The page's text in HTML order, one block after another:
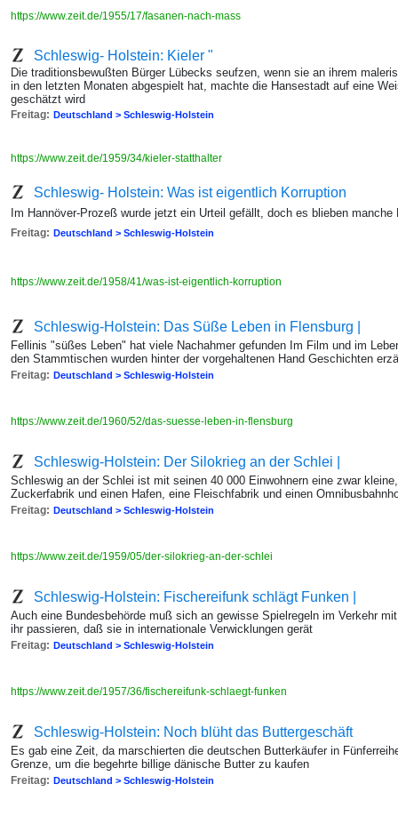
https://www.zeit.de/1955/17/fasanen-nach-mass
Schleswig- Holstein: Kieler "
Die traditionsbewußten Bürger Lübecks seufzen, wenn sie an ihrem
in den letzten Monaten abgespielt hat, machte die Hansestadt auf eine
geschätzt wird
Freitag: Deutschland > Schleswig-Holstein
https://www.zeit.de/1959/34/kieler-statthalter
Schleswig- Holstein: Was ist eigentlich Korruption
Im Hannöver-Prozeß wurde jetzt ein Urteil gefällt, doch es blieben manche
Freitag: Deutschland > Schleswig-Holstein
https://www.zeit.de/1958/41/was-ist-eigentlich-korruption
Schleswig-Holstein: Das Süße Leben in Flensburg |
Fellinis "süßes Leben" hat viele Nachahmer gefunden Im Film und im
den Stammtischen wurden hinter der vorgehaltenen Hand Geschichten
Freitag: Deutschland > Schleswig-Holstein
https://www.zeit.de/1960/52/das-suesse-leben-in-flensburg
Schleswig-Holstein: Der Silokrieg an der Schlei |
Schleswig an der Schlei ist mit seinen 40 000 Einwohnern eine zwar
Zuckerfabrik und einen Hafen, eine Fleischfabrik und einen
Freitag: Deutschland > Schleswig-Holstein
https://www.zeit.de/1959/05/der-silokrieg-an-der-schlei
Schleswig-Holstein: Fischereifunk schlägt Funken |
Auch eine Bundesbehörde muß sich an gewisse Spielregeln im Verkehr
ihr passieren, daß sie in internationale Verwicklungen gerät
Freitag: Deutschland > Schleswig-Holstein
https://www.zeit.de/1957/36/fischereifunk-schlaegt-funken
Schleswig-Holstein: Noch blüht das Buttergeschäft
Es gab eine Zeit, da marschierten die deutschen Butterkäufer in
Grenze, um die begehrte billige dänische Butter zu kaufen
Freitag: Deutschland > Schleswig-Holstein